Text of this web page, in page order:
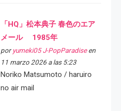
「HQ」松本典子 春色のエア
メール 1985年
por yumeki05 J-PopParadiseen
11 marzo 2026 a las 5:23
Noriko Matsumoto / haruiro
no air mail